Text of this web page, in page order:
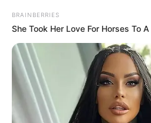
BRAINBERRIES
She Took Her Love For Horses To